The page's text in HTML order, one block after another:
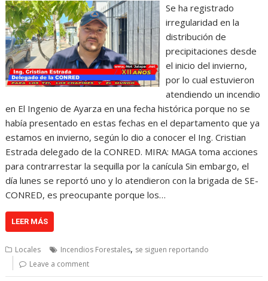
Se ha registrado
irregularidad en la
distribución de
precipitaciones desde
el inicio del invierno,
por lo cual estuvieron
atendiendo un incendio
en El Ingenio de Ayarza en una fecha histórica porque no se
había presentado en estas fechas en el departamento que ya
estamos en invierno, según lo dio a conocer el Ing. Cristian
Estrada delegado de la CONRED. MIRA: MAGA toma acciones
para contrarrestar la sequilla por la canícula Sin embargo, el
día lunes se reportó uno y lo atendieron con la brigada de SE-
CONRED, es preocupante porque los…
LEER MÁS
Locales Incendios Forestales, se siguen reportando
Leave a comment